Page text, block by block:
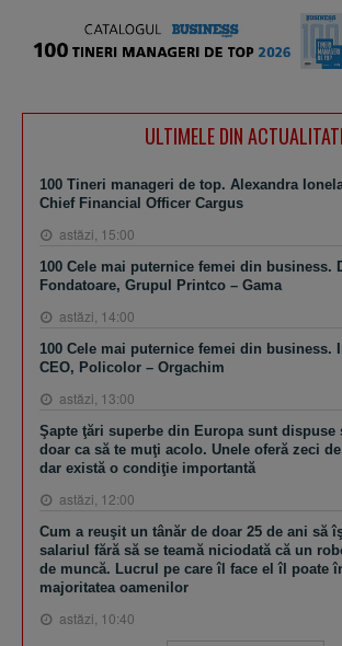
ULTIMELE DIN
100 Tineri manageri de top. Alexandra
Chief Financial Officer Cargus
astăzi, 15:00
100 Cele mai puternice femei din business.
Fondatoare, Grupul Printco – Gama
astăzi, 14:00
100 Cele mai puternice femei din business.
CEO, Policolor – Orgachim
astăzi, 13:00
Şapte ţări superbe din Europa sunt dispuse
doar ca să te muţi acolo. Unele oferă zeci
dar există o condiţie importantă
astăzi, 12:00
Cum a reuşit un tânăr de doar 25 de ani să
salariul fără să se teamă niciodată că un
de muncă. Lucrul pe care îl face el îl poate
majoritatea oamenilor
astăzi, 10:40